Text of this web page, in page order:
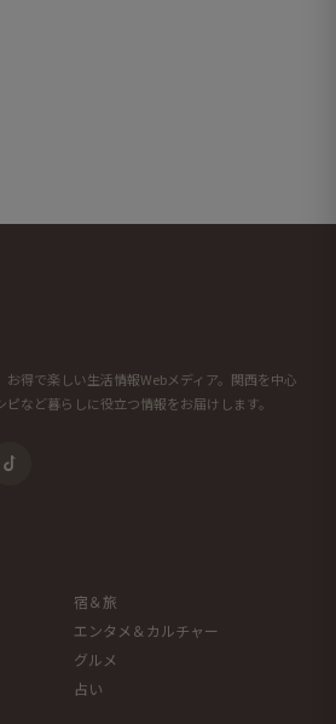
得で楽しい生活情報Webメディア。関西を中心
など暮らしに役立つ情報をお届けします。
宿＆旅
エンタメ＆カルチャー
グルメ
占い